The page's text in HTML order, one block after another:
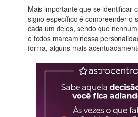
Mais importante que se identificar
signo específico é compreender o
cada um deles, sendo que
e todos marcam nossa
forma, alguns mais